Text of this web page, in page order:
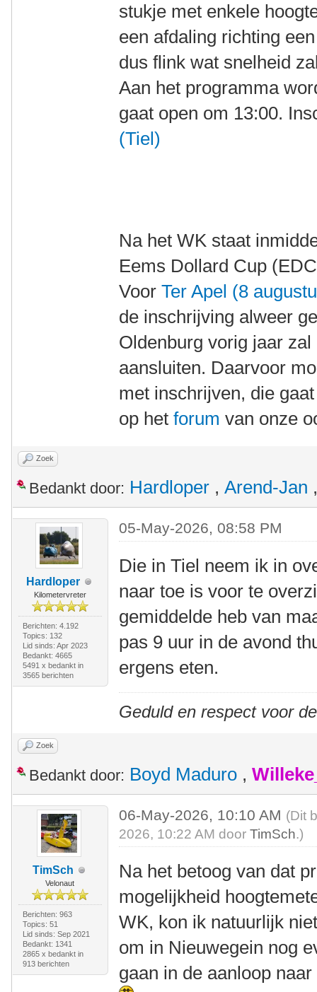
stukje met enkele
een afdaling richting
dus flink wat snelheid
Aan het programma
gaat open om 13:00.
(Tiel)
Na het WK staat
Eems Dollard Cup
VoorTer Apel (8
de inschrijving alweer
Oldenburg vorig jaar
aansluiten. Daarvoor
met inschrijven, die
op hetforum van onze
Zoek
Bedankt door: Hardloper , Arend-Jan
Hardloper
Kilometervreter
Berichten: 4.192
Topics: 132
Lid sinds: Apr 2023
Bedankt: 4665
5491 x bedankt in
3565 berichten
05-May-2026, 08:58 PM
Die in Tiel neem ik in
naar toe is voor te
gemiddelde heb van
pas 9 uur in de avond
ergens eten.
Geduld en respect voor
Zoek
Bedankt door: Boyd Maduro ,
TimSch
Velonaut
Berichten: 963
Topics: 51
Lid sinds: Sep 2021
Bedankt: 1341
2865 x bedankt in
913 berichten
06-May-2026, 10:10 AM (Dit
2026, 10:22 AM doorTimSch.)
Na het betoog van dat
mogelijkheid
WK, kon ik natuurlijk
om in Nieuwegein nog
gaan in de aanloop